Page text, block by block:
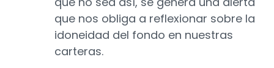
que nos obliga a reflexionar sobre la
idoneidad del fondo en nuestras
carteras.